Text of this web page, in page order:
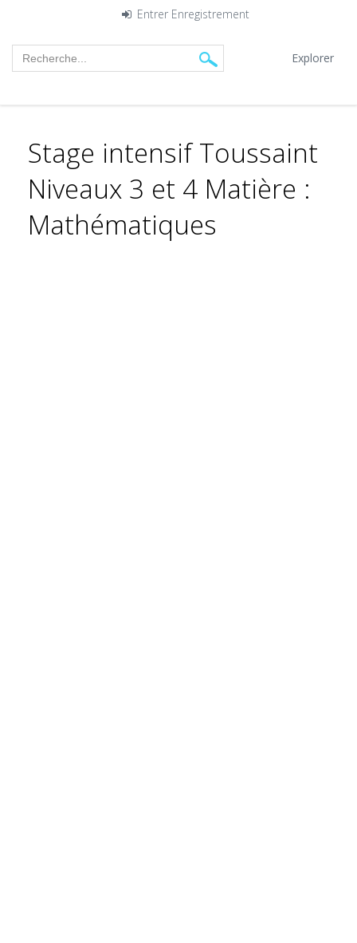
Entrer Enregistrement
Explorer
Stage intensif Toussaint
Niveaux 3 et 4 Matière :
Mathématiques